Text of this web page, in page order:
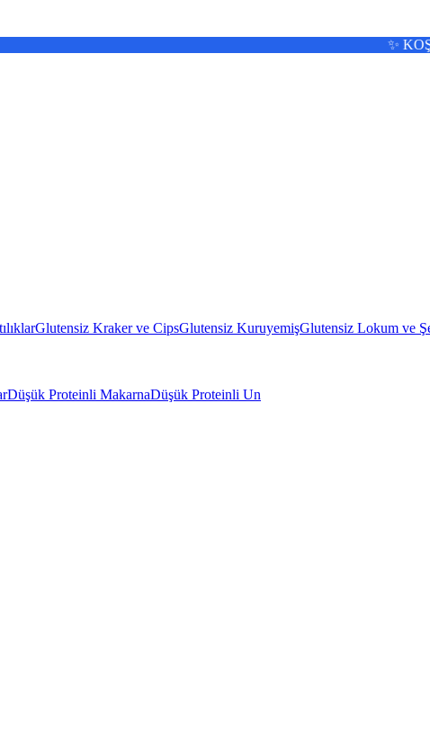
✨
Glutensiz Kraker ve CipsGlutensiz KuruyemişGlutensiz Lokum ve
Düşük Proteinli MakarnaDüşük Proteinli Un